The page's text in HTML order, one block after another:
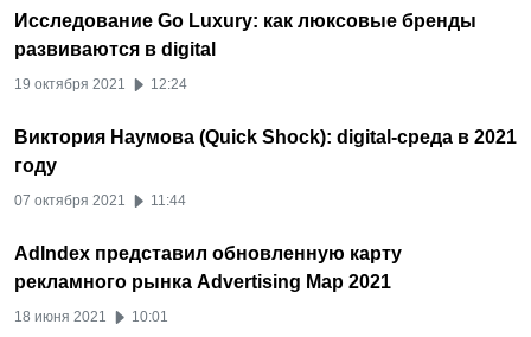
Исследование Go Luxury: как люксовые бренды
развиваются в digital
19 октября 2021 12:24
Виктория Наумова (Quick Shock): digital-среда в 2021
году
07 октября 2021 11:44
AdIndex представил обновленную карту
рекламного рынка Advertising Map 2021
18 июня 2021 10:01